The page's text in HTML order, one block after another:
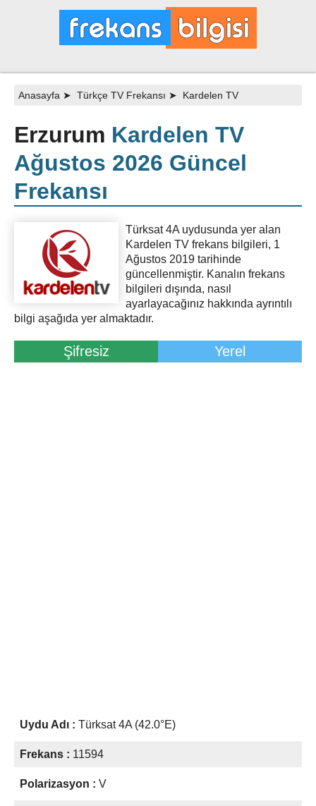
Anasayfa ➤ Türkçe TV Frekansı ➤ Kardelen TV
Erzurum Kardelen TV
Ağustos 2026 Güncel
Frekansı
Türksat 4A uydusunda yer alan
Kardelen TV frekans bilgileri, 1
Ağustos 2019 tarihinde
güncellenmiştir. Kanalın frekans
bilgileri dışında, nasıl
ayarlayacağınız hakkında ayrıntılı
bilgi aşağıda yer almaktadır.
Şifresiz Yerel
Uydu Adı : Türksat 4A (42.0°E)
Frekans : 11594
Polarizasyon : V